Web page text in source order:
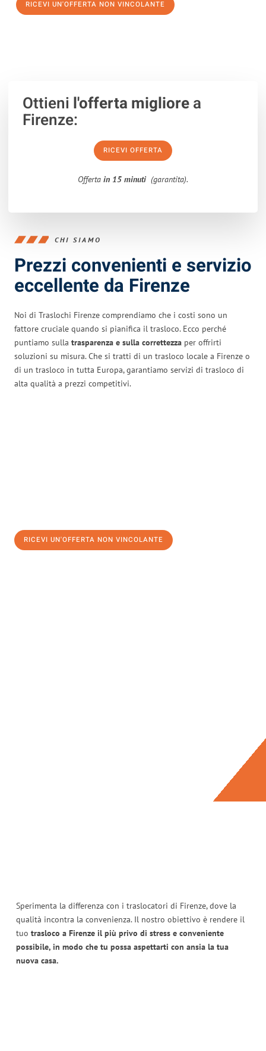
RICEVI UN'OFFERTA NON VINCOLANTE
Ottieni l'offerta migliorea
Firenze:
RICEVI OFFERTA
Offerta in 15 minuti (garantita).
CHI SIAMO
Prezzi convenienti e servizio
eccellente da Firenze
Noi di Traslochi Firenze comprendiamo che i costi sono un
fattore cruciale quando si pianifica il trasloco. Ecco perché
puntiamo sulla trasparenza e sulla correttezza per offrirti
soluzioni su misura. Che si tratti di un trasloco locale a Firenze o
di un trasloco in tutta Europa, garantiamo servizi di trasloco di
alta qualità a prezzi competitivi.
RICEVI UN'OFFERTA NON VINCOLANTE
Sperimenta la differenza con i traslocatori di Firenze, dove la
qualità incontra la convenienza. Il nostro obiettivo è rendere il
tuo trasloco a Firenze il più privo di stress e conveniente
possibile, in modo che tu possa aspettarti con ansia la tua
nuova casa.